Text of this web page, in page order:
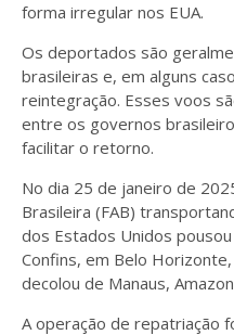
forma irregular nos EUA.
Os deportados são
brasileiras e, em alguns
reintegração. Esses voos
entre os governos
facilitar o retorno.
No dia 25 de janeiro de
Brasileira (FAB)
dos Estados Unidos
Confins, em Belo
decolou de Manaus,
A operação de repatriação